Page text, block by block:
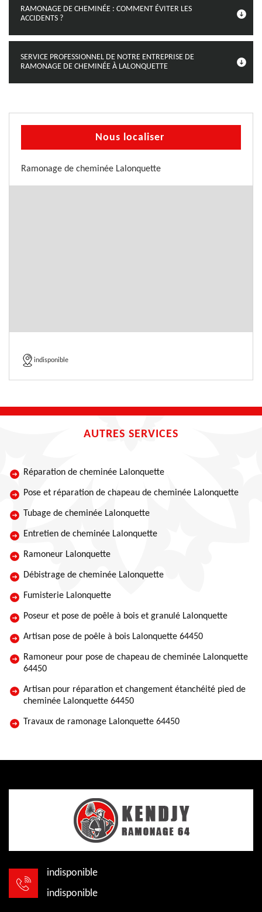
RAMONAGE DE CHEMINÉE : COMMENT ÉVITER LES
ACCIDENTS ?
SERVICE PROFESSIONNEL DE NOTRE ENTREPRISE DE
RAMONAGE DE CHEMINÉE À LALONQUETTE
Nous localiser
Ramonage de cheminée Lalonquette
indisponible
AUTRES SERVICES
Réparation de cheminée Lalonquette
Pose et réparation de chapeau de cheminée Lalonquette
Tubage de cheminée Lalonquette
Entretien de cheminée Lalonquette
Ramoneur Lalonquette
Débistrage de cheminée Lalonquette
Fumisterie Lalonquette
Poseur et pose de poêle à bois et granulé Lalonquette
Artisan pose de poêle à bois Lalonquette 64450
Ramoneur pour pose de chapeau de cheminée Lalonquette
64450
Artisan pour réparation et changement étanchéité pied de
cheminée Lalonquette 64450
Travaux de ramonage Lalonquette 64450
indisponible
indisponible